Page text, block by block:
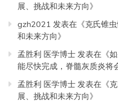
展、挑战和未来方向》
gzh2021 发表在《克氏锥
和未来方向》
孟胜利 医学博士 发表在《
能尽快完成，脊髓灰质炎将
孟胜利 医学博士 发表在《
展、挑战和未来方向》